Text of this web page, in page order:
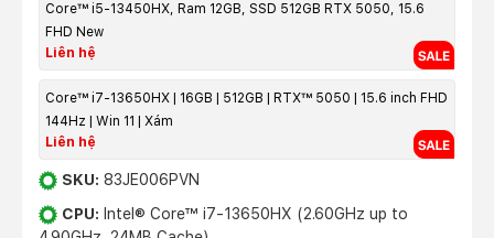
Core™ i5-13450HX, Ram 12GB, SSD 512GB RTX 5050, 15.6
FHD New
Liên hệ
Core™ i7-13650HX | 16GB | 512GB | RTX™ 5050 | 15.6 inch FHD
144Hz | Win 11 | Xám
Liên hệ
SKU: 83JE006PVN
CPU: Intel® Core™ i7-13650HX (2.60GHz up to